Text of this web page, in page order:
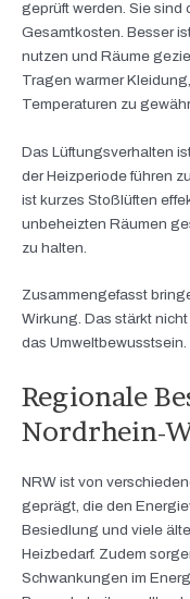
geprüft werden. Sie sind
Gesamtkosten. Besser
nutzen und Räume
Tragen warmer
Temperaturen zu
Das Lüftungsverhalten
der Heizperiode führen
ist kurzes Stoßlüften
unbeheizten Räumen
zu halten.
Zusammengefasst
Wirkung. Das stärkt
das Umweltbewusstsein.
Regionale
Nordrhein-
NRW ist von
geprägt, die den
Besiedlung und viele
Heizbedarf. Zudem
Schwankungen im